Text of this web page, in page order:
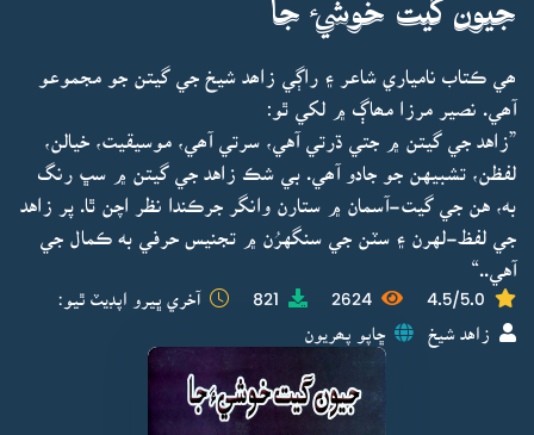
جيون گيت خوشيءَ جا
ھي ڪتاب نامياري شاعر ۽ راڳي زاھد شيخ جي گيتن جو مجموعو
آھي. نصير مرزا مھاڳ ۾ لکي ٿو:
”زاهد جي گيتن ۾ جتي ڌرتي آهي، سرتي آھي، موسيقيت، خيالن،
لفظن، تشبيهن جو جادو آھي. بي شڪ زاهد جي گيتن ۾ سڀ رنگ
به، هن جي گيت-آسمان ۾ ستارن وانگر جرڪندا نظر اچن ٿا. پر زاهد
جي لفظ-لهرن ۽ سٽن جي سنگهرُن ۾ تجنيس حرفي به ڪمال جي
آهي..“
4.5/5.0
2624
821 آخري ڀيرو اپڊيٽ ٿيو:
زاهد شيخ ڇاپو پھريون